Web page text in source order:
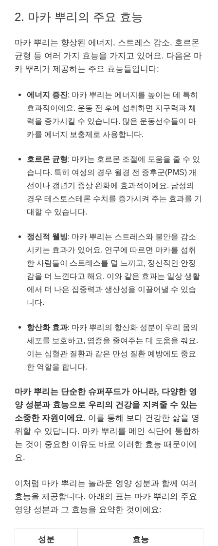
2. 마카 뿌리의 주요 효능
마카 뿌리는 향상된 에너지, 스트레스 감소, 호르몬
균형 등 여러 가지 효능을 가지고 있어요. 다음은 마
카 뿌리가 제공하는 주요 효능들입니다:
에너지 증진: 마카 뿌리는 에너지를 높이는 데 특히
효과적이에요. 운동 전 후에 섭취하면 지구력과 체
력을 증가시킬 수 있습니다. 많은 운동선수들이 마
카를 에너지 보충제로 사용합니다.
호르몬 균형: 마카는 호르몬 조절에 도움을 줄 수 있
습니다. 특히 여성의 경우 월경 전 증후군(PMS) 개
선이나 갱년기 증상 완화에 효과적이에요. 남성의
경우 테스토스테론 수치를 증가시켜 주는 효과를 기
대할 수 있습니다.
정신적 웰빙: 마카 뿌리는 스트레스와 불안을 감소
시키는 효과가 있어요. 연구에 따르면 마카를 섭취
한 사람들이 스트레스를 덜 느끼고, 정신적인 안정
감을 더 느낀다고 해요. 이와 같은 효과는 일상 생활
에서 더 나은 집중력과 생산성을 이끌어낼 수 있습
니다.
항산화 효과: 마카 뿌리의 항산화 성분이 우리 몸의
세포를 보호하고, 염증을 줄여주는 데 도움을 줘요.
이는 심혈관 질환과 같은 만성 질환 예방에도 중요
한 역할을 합니다.
마카 뿌리는 단순한 슈퍼푸드가 아니라, 다양한 영
양 성분과 효능으로 우리의 건강을 지켜줄 수 있는
소중한 자원이에요. 이를 통해 보다 건강한 삶을 영
위할 수 있답니다. 마카 뿌리를 메인 식단에 통합하
는 것이 중요한 이유도 바로 이러한 효능 때문이에
요.
이처럼 마카 뿌리는 놀라운 영양 성분과 함께 여러
효능을 제공합니다. 아래의 표는 마카 뿌리의 주요
영양 성분과 그 효능을 요약한 것이에요:
성분 효능